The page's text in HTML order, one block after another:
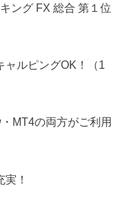
ング FX 総合 第１位
ャルピングOK！（1
MT4の両方がご利用
！